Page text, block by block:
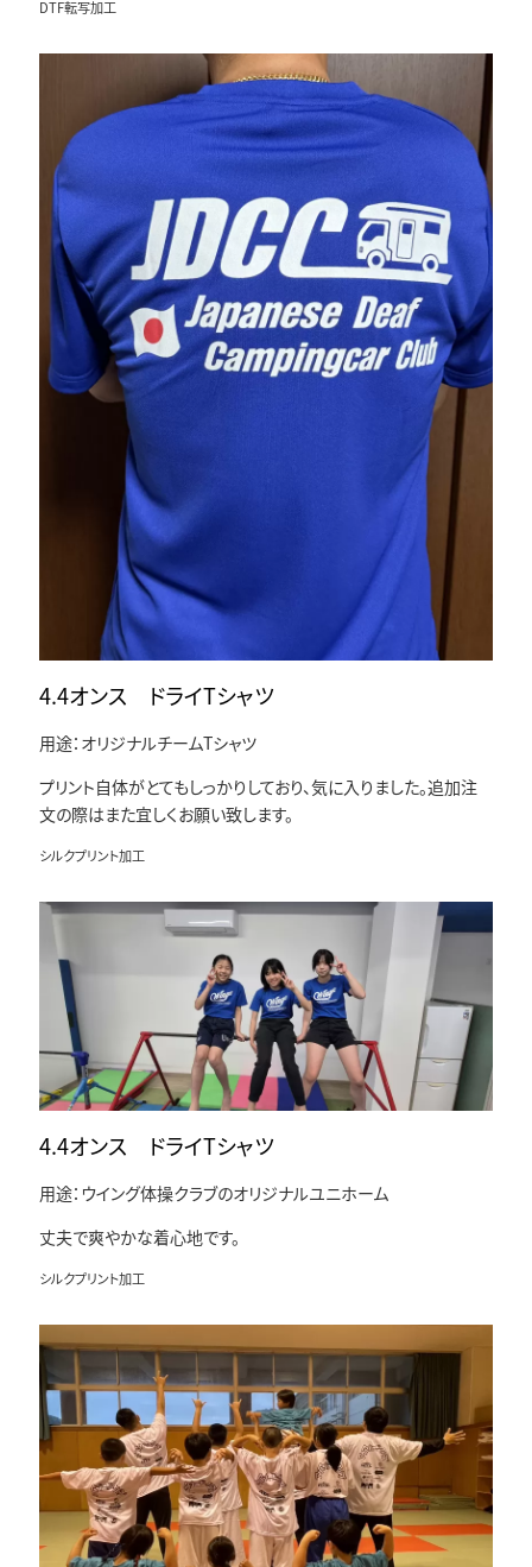
DTF転写加工
4.4オンス ドライTシャツ
用途：オリジナルチームTシャツ
プリント自体がとてもしっかりしており、気に入りました。追加注
文の際はまた宜しくお願い致します。
シルクプリント加工
4.4オンス ドライTシャツ
用途：ウイング体操クラブのオリジナルユニホーム
丈夫で爽やかな着心地です。
シルクプリント加工